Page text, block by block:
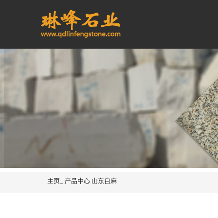
主页_ 产品中心 山东白麻